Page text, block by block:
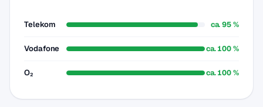
Telekom ca. 95 %
Vodafone ca. 100 %
O₂ ca. 100 %